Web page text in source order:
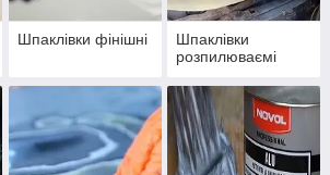
Шпаклівки фінішні
Шпаклівки
розпилюваємі